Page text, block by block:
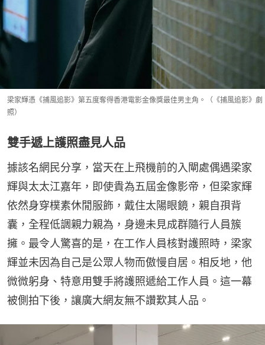
梁家輝憑《捕風追影》第五度奪得香港電影金像獎最佳男主角。（《捕風追影》劇
照）
雙手遞上護照盡見人品
據該名網民分享，當天在上飛機前的入閘處偶遇梁家
輝與太太江嘉年，即使貴為五屆金像影帝，但梁家輝
依然身穿樸素休閒服飾，戴住太陽眼鏡，親自孭背
囊，全程低調親力親為，身邊未見成群隨行人員簇
擁。最令人驚喜的是，在工作人員核對護照時，梁家
輝並未因為自己是公眾人物而傲慢自居。相反地，他
微微躬身、特意用雙手將護照遞給工作人員。這一幕
被側拍下後，讓廣大網友無不讚歎其人品。